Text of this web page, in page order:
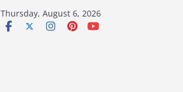
Thursday, August 6, 2026